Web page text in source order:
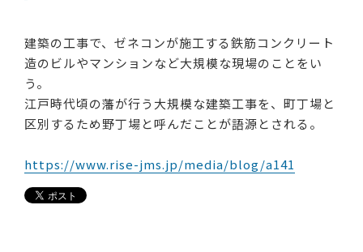
建築の工事で、ゼネコンが施工する鉄筋コンクリート
造のビルやマンションなど大規模な現場のことをい
う。
江戸時代頃の藩が行う大規模な建築工事を、町丁場と
区別するため野丁場と呼んだことが語源とされる。
https://www.rise-jms.jp/media/blog/a141